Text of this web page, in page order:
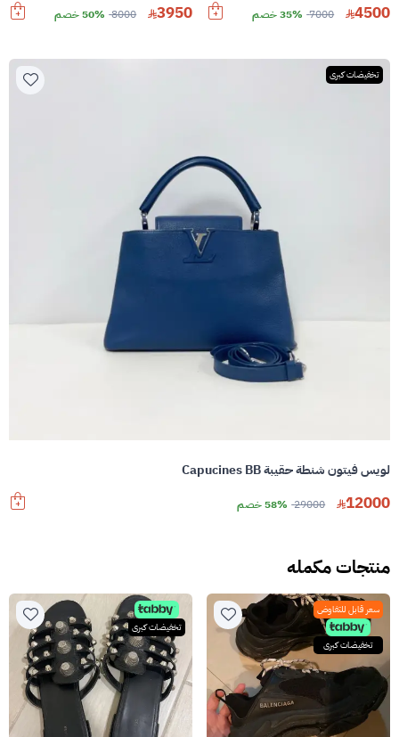
4500
7000 35% خصم 3950
8000 50% خصم
تخفيضات كبرى
لويس فيتون شنطة حقيبة Capucines BB
12000
29000 58% خصم
منتجات مكمله
سعر قابل للتفاوض
تخفيضات كبرى
تخفيضات كبرى